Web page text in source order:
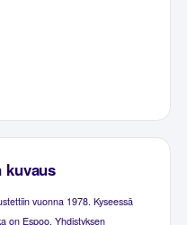
kuvaus
vuonna 1978. Kyseessä
on Espoo. Yhdistyksen